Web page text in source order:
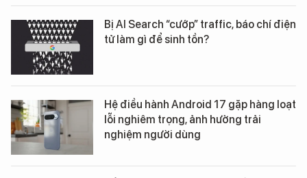
Bị AI Search “cướp” traffic, báo chí điện
tử làm gì để sinh tồn?
Hệ điều hành Android 17 gặp hàng loạt
lỗi nghiêm trọng, ảnh hưởng trải
nghiệm người dùng